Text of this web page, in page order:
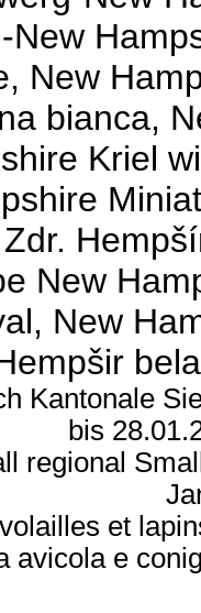
New
New
bianca,
Kriel
New
New
Kantonale
bis
regional
et
avicola e